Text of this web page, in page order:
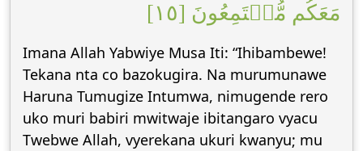
مَعَكُم مُّسۡتَمِعُونَ [١٥]
Imana Allah Yabwiye Musa Iti: “Ihibambewe!
Tekana nta co bazokugira. Na murumunawe
Haruna Tumugize Intumwa, nimugende rero
uko muri babiri mwitwaje ibitangaro vyacu
Twebwe Allah, vyerekana ukuri kwanyu; mu